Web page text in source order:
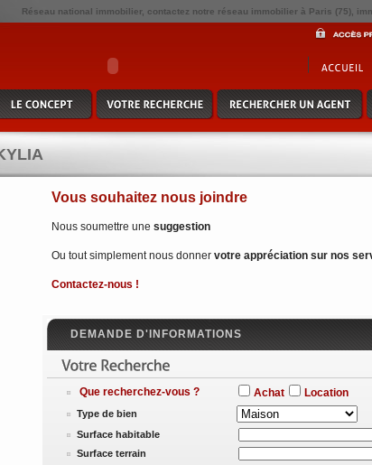
Réseau national immobilier, contactez notre réseau immobilier à Paris (75),
Vous souhaitez nous joindre
Nous soumettre une suggestion
Ou tout simplement nous donner votre appréciation sur nos
Contactez-nous !
DEMANDE D'INFORMATIONS
Que recherchez-vous ? Achat Location
Type de bien
Surface habitable
Surface terrain